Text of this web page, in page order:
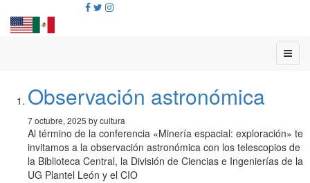
Observación astronómica
7 octubre, 2025 by cultura
Al término de la conferencia «Minería espacial: exploración» te
invitamos a la observación astronómica con los telescopios de
la Biblioteca Central, la División de Ciencias e Ingenierías de la
UG Plantel León y el CIO